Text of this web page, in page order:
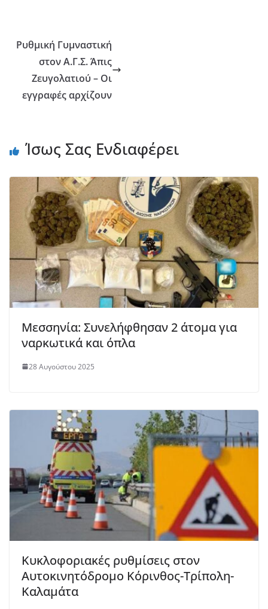
Ρυθμική Γυμναστική
στον Α.Γ.Σ. Άπις
Ζευγολατιού – Οι
εγγραφές αρχίζουν
Ίσως Σας Ενδιαφέρει
Μεσσηνία: Συνελήφθησαν 2 άτομα για
ναρκωτικά και όπλα
28 Αυγούστου 2025
Κυκλοφοριακές ρυθμίσεις στον
Αυτοκινητόδρομο Κόρινθος-Τρίπολη-
Καλαμάτα